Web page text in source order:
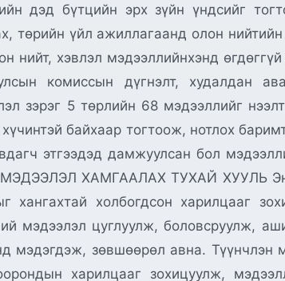
дэд бүтцийн эрх зүйн үндсийг
төрийн үйл ажиллагаанд олон
нийт, хэвлэл мэдээллийнхэнд
комиссын дүгнэлт, худалдан
зэрэг 5 төрлийн 68 мэдээллийг
байхаар тогтоож, нотлох
этгээдэд дамжуулсан бол
ХАМГААЛАХ ТУХАЙ ХУУЛЬ Энэ
хангахтай холбогдсон харилцааг
мэдээлэл цуглуулж, боловсруулж,
мэдэгдэж, зөвшөөрөл авна. Түүнчлэн
харилцааг зохицуулж,